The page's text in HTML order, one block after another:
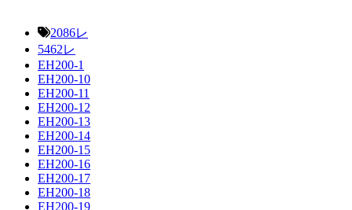
2086レ
5462レ
EH200-1
EH200-10
EH200-11
EH200-12
EH200-13
EH200-14
EH200-15
EH200-16
EH200-17
EH200-18
EH200-19